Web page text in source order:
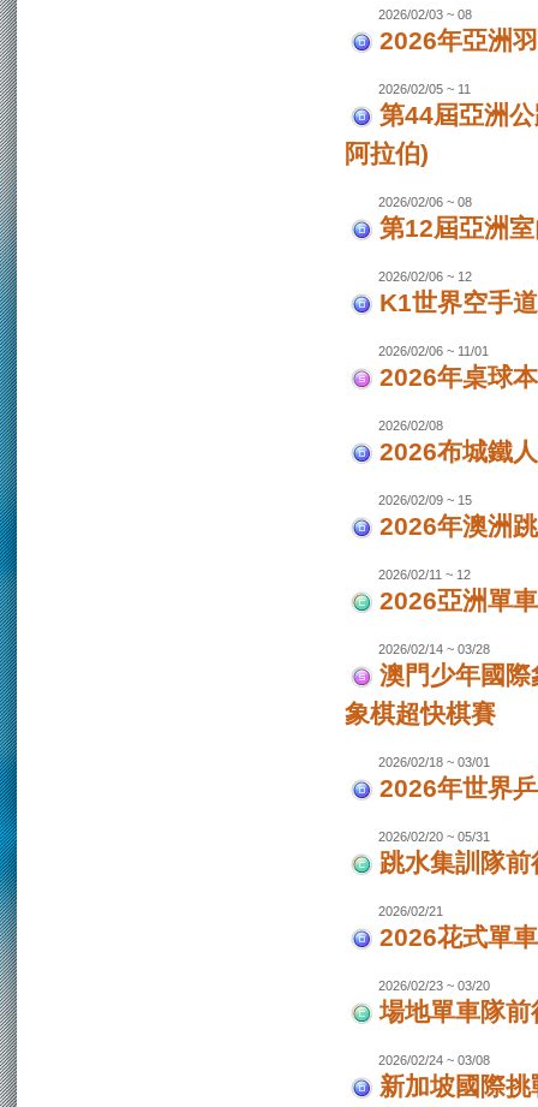
2026/02/03 ~ 08
2026年亞洲
2026/02/05 ~ 11
第44屆亞洲
阿拉伯)
2026/02/06 ~ 08
第12屆亞洲
2026/02/06 ~ 12
K1世界空手
2026/02/06 ~ 11/01
2026年桌球
2026/02/08
2026布城鐵
2026/02/09 ~ 15
2026年澳洲
2026/02/11 ~ 12
2026亞洲單
2026/02/14 ~ 03/28
澳門少年國
象棋超快棋賽
2026/02/18 ~ 03/01
2026年世界
2026/02/20 ~ 05/31
跳水集訓隊
2026/02/21
2026花式單
2026/02/23 ~ 03/20
場地單車隊
2026/02/24 ~ 03/08
新加坡國際